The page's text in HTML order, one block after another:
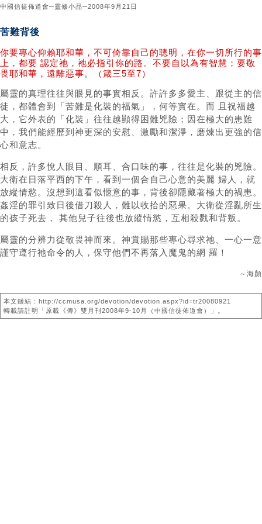
中國信徒佈道會─靈修小品─2008年9月21日
苦難背後
你要專心仰賴耶和華，不可倚靠自己的聰明，在你一切所行的事
上，都要 認定祂，祂必指引你的路。不要自以為有智慧；要敬
畏耶和華，遠離惡事。（箴三5至7）
屬靈的真理往往與眼見的事實相反。許許多多愛主、跟從主的信
徒，都體會到「苦難是化裝的福氣」，何等實在。而 且祝福越
大，它外表的「化裝」往往越顯得困難兇險；因在極大的患難
中，我們能經歷到神更深的安慰、激勵和潔淨，磨煉出更強的信
心和意志。
相反，許多悅人眼目、順耳、合口味的事，往往是化裝的兇險。
大衛在日落平西的下午，看到一個合自己心意的美麗 婦人，就
放縱情慾。沒想到這看似愜意的事，背後卻隱藏著極大的禍患。
姦淫的罪引致日後借刀殺人，難以收拾的惡果。大衛從淫亂所生
的孩子死去， 其他兒子往後也放縱情慾，互相殺戮和背叛。
屬靈的分辨力從敬畏神而來。神賞賜那些專心尋求祂、一心一意
謹守遵行祂命令的人，保守他們不再落入魔鬼的網 羅！
～海顏
本文鏈結：http://ccmusa.org/devotion/devotion.aspx?id=tr20080921
轉載請註明「原載《傳》雙月刊2008年9-10月（中國信徒佈道會）」。